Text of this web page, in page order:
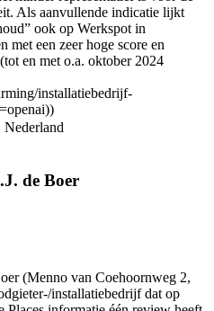
Als aanvullende indicatie lijkt
ook op Werkspot in
met een zeer hoge score en
en met o.a. oktober 2024
installatiebedrijf-
de Boer
(Menno van Coehoornweg 2,
installatiebedrijf dat op